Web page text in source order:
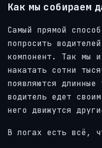
Как мы собираем
Самый прямой
попросить
компонент. Так мы
накатать сотни
появляются
водитель едет
него движутся
В логах есть всё,